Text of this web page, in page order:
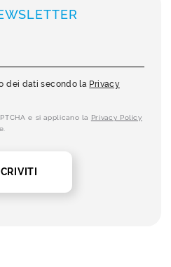
dei dati secondo la Privacy
e si applicano la Privacy Policy